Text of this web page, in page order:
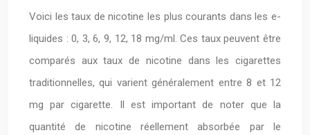
Voici les taux de nicotine les plus courants dans les e-
liquides : 0, 3, 6, 9, 12, 18 mg/ml. Ces taux peuvent être
comparés aux taux de nicotine dans les cigarettes
traditionnelles, qui varient généralement entre 8 et 12
mg par cigarette. Il est important de noter que la
quantité de nicotine réellement absorbée par le